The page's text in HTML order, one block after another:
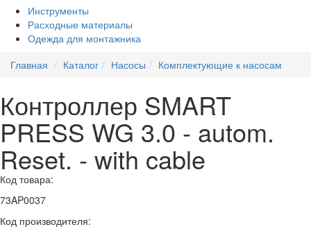
Инструменты
Расходные материалы
Одежда для монтажника
Главная
Каталог Насосы Комплектующие к насосам
Контроллер SMART
PRESS WG 3.0 - autom.
Reset. - with cable
Код товара:
73AP0037
Код производителя: